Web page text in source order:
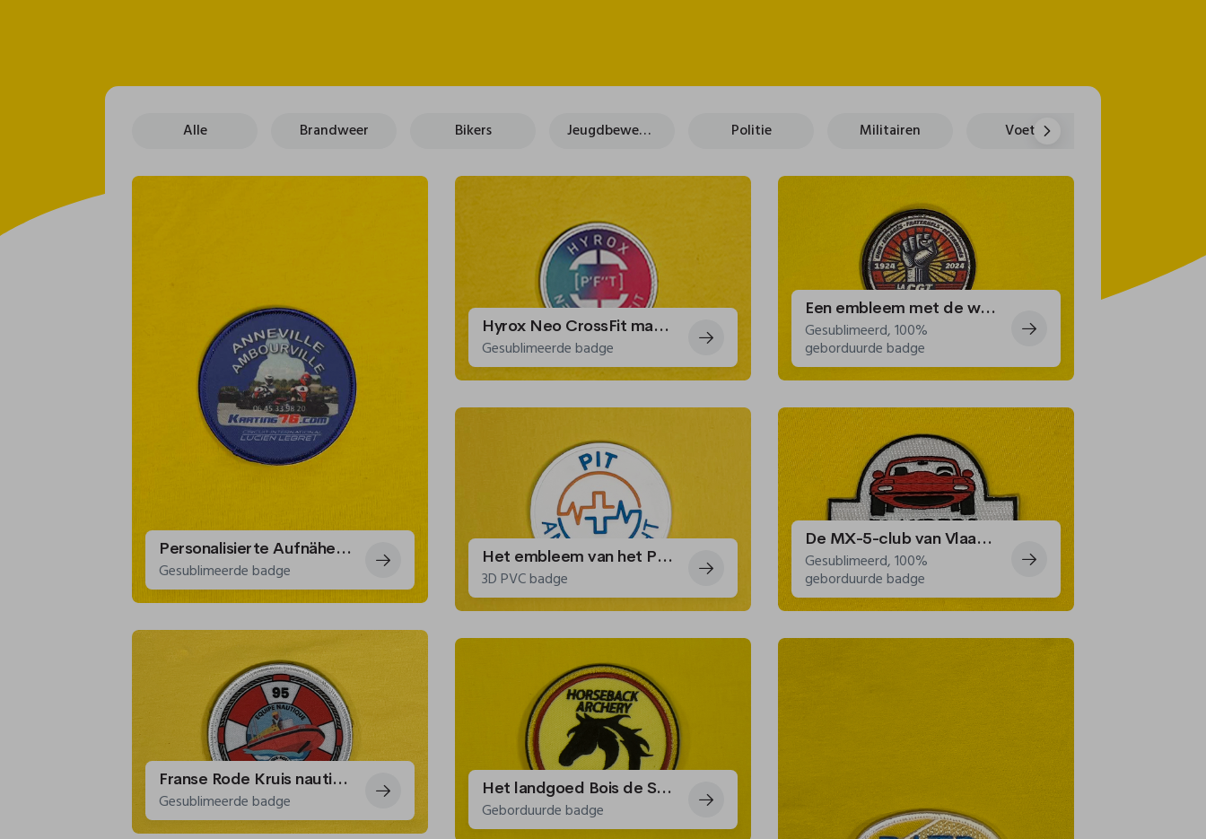
Alle Brandweer Bikers Jeugdbewegingen Politie Militairen Voetbal
Personalisierte Aufnäher für die Kartbahn Lucien Lebret
Gesublimeerde badge
Hyrox Neo CrossFit maakt gesublimeerde ronde badges op maat voor zijn centrum
Gesublimeerde badge
Een embleem met de waarden van de CGT Pénitentiaire
Gesublimeerd, 100%
geborduurde badge
Het embleem van het PIT-team van het CHIREC.
3D PVC badge
De MX-5-club van Vlaanderen past een wapen aan voor zijn races
Gesublimeerd, 100%
geborduurde badge
Franse Rode Kruis nautische team badges
Gesublimeerde badge
Het landgoed Bois de Serrée organiseert boogschieten te paard
Geborduurde badge